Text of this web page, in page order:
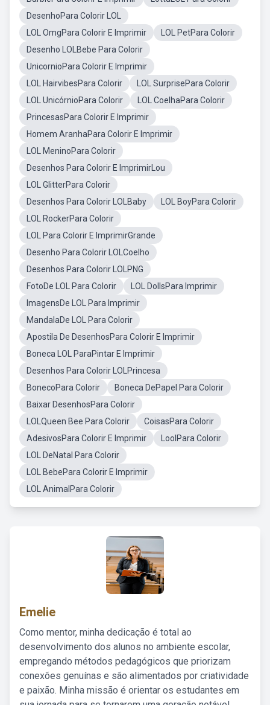
DesenhoPara Colorir LOL
LOL OmgPara Colorir E Imprimir
LOL PetPara Colorir
Desenho LOLBebe Para Colorir
UnicornioPara Colorir E Imprimir
LOL HairvibesPara Colorir
LOL SurprisePara Colorir
LOL UnicórnioPara Colorir
LOL CoelhaPara Colorir
PrincesasPara Colorir E Imprimir
Homem AranhaPara Colorir E Imprimir
LOL MeninoPara Colorir
Desenhos Para Colorir E ImprimirLou
LOL GlitterPara Colorir
Desenhos Para Colorir LOLBaby
LOL BoyPara Colorir
LOL RockerPara Colorir
LOL Para Colorir E ImprimirGrande
Desenho Para Colorir LOLCoelho
Desenhos Para Colorir LOLPNG
FotoDe LOL Para Colorir
LOL DollsPara Imprimir
ImagensDe LOL Para Imprimir
MandalaDe LOL Para Colorir
Apostila De DesenhosPara Colorir E Imprimir
Boneca LOL ParaPintar E Imprimir
Desenhos Para Colorir LOLPrincesa
BonecoPara Colorir
Boneca DePapel Para Colorir
Baixar DesenhosPara Colorir
LOLQueen Bee Para Colorir
CoisasPara Colorir
AdesivosPara Colorir E Imprimir
LoolPara Colorir
LOL DeNatal Para Colorir
LOL BebePara Colorir E Imprimir
LOL AnimalPara Colorir
Emelie
Como mentor, minha dedicação é total ao
desenvolvimento dos alunos no ambiente escolar,
empregando métodos pedagógicos que priorizam
conexões genuínas e são alimentados por criatividade
e paixão. Minha missão é orientar os estudantes em